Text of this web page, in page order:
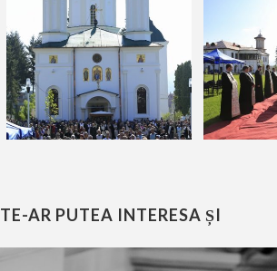
TE-AR PUTEA INTERESA ȘI